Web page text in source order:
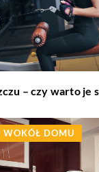
– czy warto je
WOKÓŁ DOMU